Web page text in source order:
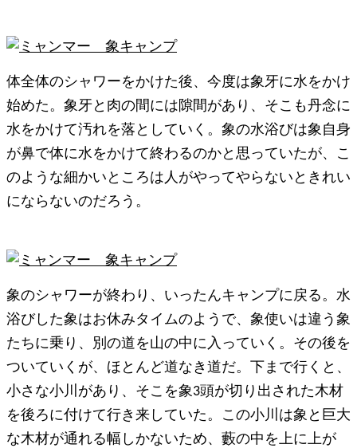
体全体のシャワーをかけた後、今度は象牙に水をかけ
始めた。象牙と肉の間には隙間があり、そこも丹念に
水をかけて汚れを落としていく。象の水浴びは象自身
が鼻で体に水をかけて終わるのかと思っていたが、こ
のような細かいところは人がやってやらないときれい
にならないのだろう。
象のシャワーが終わり、いったんキャンプに戻る。水
浴びした象はお休みタイムのようで、象使いは違う象
たちに乗り、別の道を山の中に入っていく。その後を
ついていくが、ほとんど道なき道だ。下まで行くと、
小さな小川があり、そこを象3頭が切り出された木材
を後ろに付けて行き来していた。この小川は象と巨大
な木材が通れる幅しかないため、藪の中を上に上が